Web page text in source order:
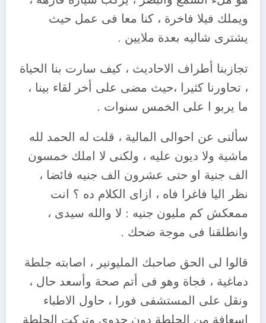
ويملك فيلا فاخرة ، كنا معا فى عمل حيث
يشترى شاليه بعدة ملايين .
تجازبنا أطراف الاحاديث ، كيف سارت بنا الحياة
، تحاورنا كثيرا ،حيث مضى على أخر لقاء بينا ،
ما يربو ا على الخمس سنوات .
سألنى عن احوالى المالية ، قلت له الحمد لله
ماشية ولا ديون عليه ، ولكنى لا املك خمسون
الف جنية او حتى عشرون الف جنيه فائضا ،
نظر اليا فاغرا فاه ، ازاى الكلام ده ؟ انت
ممعكش كم مليون جنيه : لا والله سيدى ،
وانطلقنا فى موجة ضحك .
قالوا لى الحق صاحبك المليونير ، اصابته جلطة
دماغية ، فجاة وهو فى أتم صحة وأسعد حال ،
ونقل على المستشفى فورا ، حاول الاطباء